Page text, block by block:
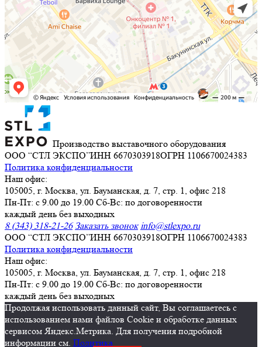
Производство выставочного оборудования
ООО “СТЛ ЭКСПО”ИНН 6670303918ОГРН 1106670024383
Политика конфиденциальности
Наш офис:
105005, г. Москва, ул. Бауманская, д. 7, стр. 1, офис 218
Пн-Пт: с 9.00 до 19.00 Сб-Вс: по договоренности
каждый день без выходных
8 (343) 318-21-26 Заказать звонок info@stlexpo.ru
ООО “СТЛ ЭКСПО”ИНН 6670303918ОГРН 1106670024383
Политика конфиденциальности
Наш офис:
105005, г. Москва, ул. Бауманская, д. 7, стр. 1, офис 218
Пн-Пт: с 9.00 до 19.00 Сб-Вс: по договоренности
каждый день без выходных
Продолжая использовать данный сайт, Вы соглашаетесь с
использованием нами файлов Cookie и обработке данных
сервисом Яндекс.Метрика. Для получения подробной
информации см. Политика